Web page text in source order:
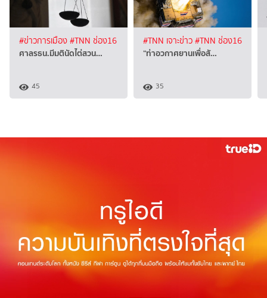
#ข่าวการเมือง#TNN ช่อง16
ศาลรธน.มีมตินัดไต่สวน…
45
#TNN เจาะข่าว#TNN ช่อง16
“ท่าอวกาศยานเพื่อสั…
35